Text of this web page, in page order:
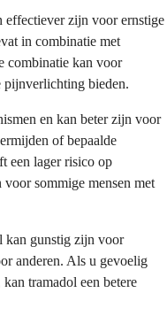
effectiever zijn voor ernstige
in combinatie met
combinatie kan voor
pijnverlichting bieden.
en kan beter zijn voor
of bepaalde
een lager risico op
sommige mensen met
kan gunstig zijn voor
anderen. Als u gevoelig
tramadol een betere